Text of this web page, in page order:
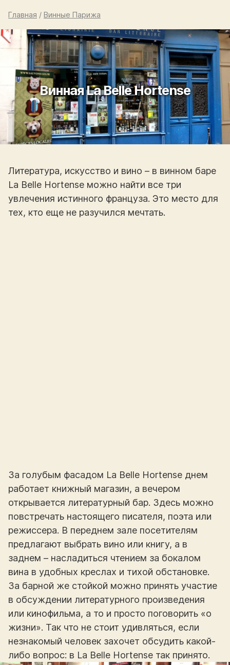
Главная / Винные Парижа
Винная La Belle Hortense
Литература, искусство и вино – в винном баре
La Belle Hortense можно найти все три
увлечения истинного француза. Это место для
тех, кто еще не разучился мечтать.
За голубым фасадом La Belle Hortense днем
работает книжный магазин, а вечером
открывается литературный бар. Здесь можно
повстречать настоящего писателя, поэта или
режиссера. В переднем зале посетителям
предлагают выбрать вино или книгу, а в
заднем – насладиться чтением за бокалом
вина в удобных креслах и тихой обстановке.
За барной же стойкой можно принять участие
в обсуждении литературного произведения
или кинофильма, а то и просто поговорить «о
жизни». Так что не стоит удивляться, если
незнакомый человек захочет обсудить какой-
либо вопрос: в La Belle Hortense так принято.